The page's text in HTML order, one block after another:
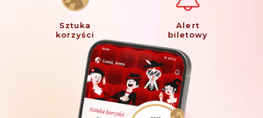
Sztuka
korzyści
Alert
biletowy